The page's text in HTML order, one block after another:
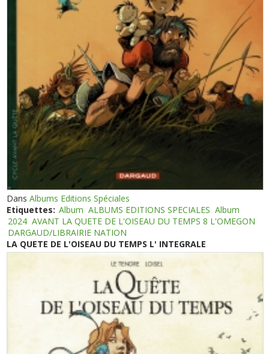
DansAlbums Editions Spéciales
Etiquettes: Album ALBUMS EDITIONS SPECIALES Album
2024 AVANT LA QUETE DE L'OISEAU DU TEMPS 8 L'OMEGON
DARGAUD/LIBRAIRIE NATION
LA QUETE DE L'OISEAU DU TEMPS L' INTEGRALE